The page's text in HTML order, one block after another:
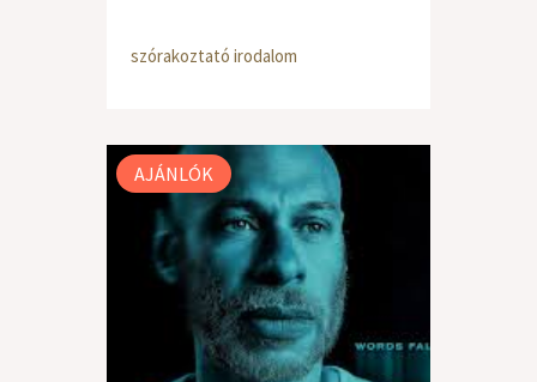
szórakoztató irodalom
AJÁNLÓK